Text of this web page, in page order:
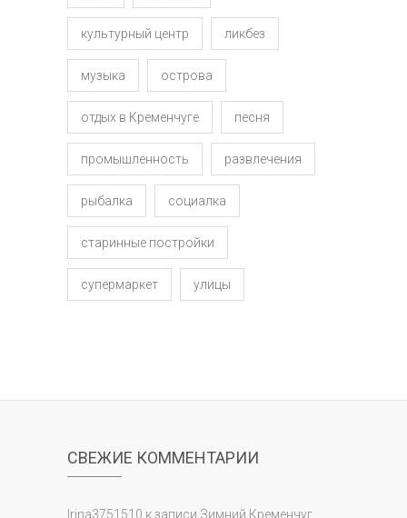
культурный центр ликбез
музыка острова
отдых в Кременчуге песня
промышленность развлечения
рыбалка социалка
старинные постройки
супермаркет улицы
СВЕЖИЕ КОММЕНТАРИИ
Irina3751510 к записи Зимний Кременчуг